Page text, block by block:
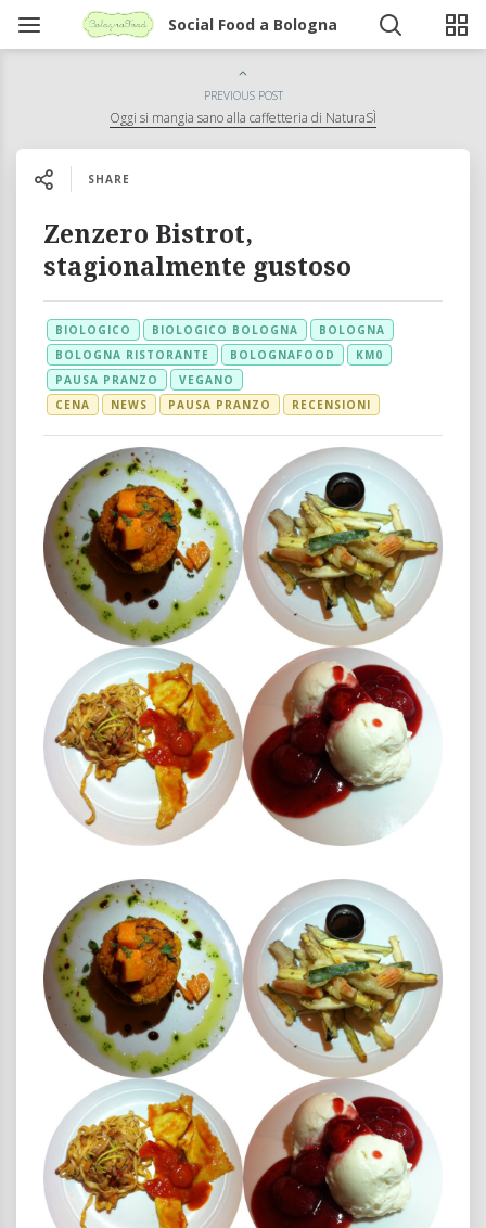
Social Food a Bologna
PREVIOUS POST
Oggi si mangia sano alla caffetteria di NaturaSÌ
SHARE
Zenzero Bistrot,
stagionalmente gustoso
BIOLOGICO BIOLOGICO BOLOGNA
BOLOGNA
BOLOGNA RISTORANTE
BOLOGNAFOOD
KM0
PAUSA PRANZO
VEGANO
CENA
NEWS PAUSA PRANZO RECENSIONI